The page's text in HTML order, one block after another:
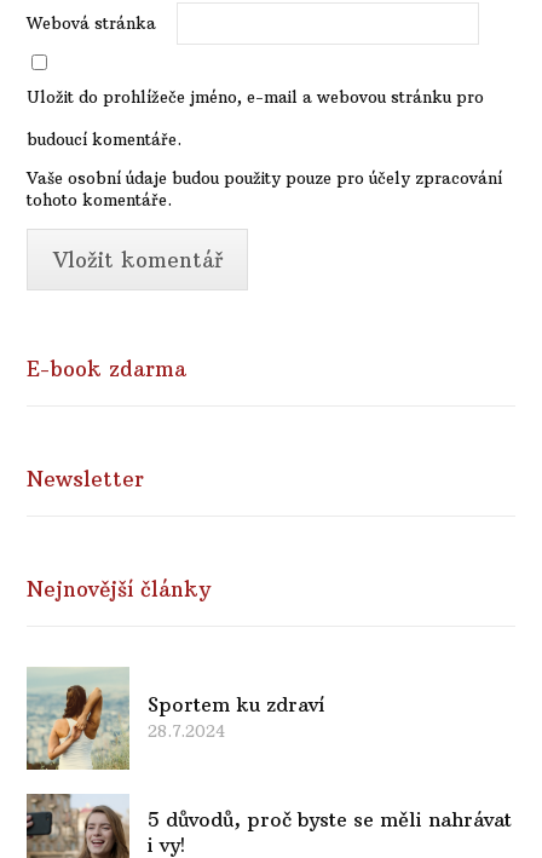
Webová stránka
Uložit do prohlížeče jméno, e-mail a webovou stránku pro
budoucí komentáře.
Vaše osobní údaje budou použity pouze pro účely zpracování
tohoto komentáře.
E-book zdarma
Newsletter
Nejnovější články
Sportem ku zdraví
28.7.2024
5 důvodů, proč byste se měli nahrávat
i vy!